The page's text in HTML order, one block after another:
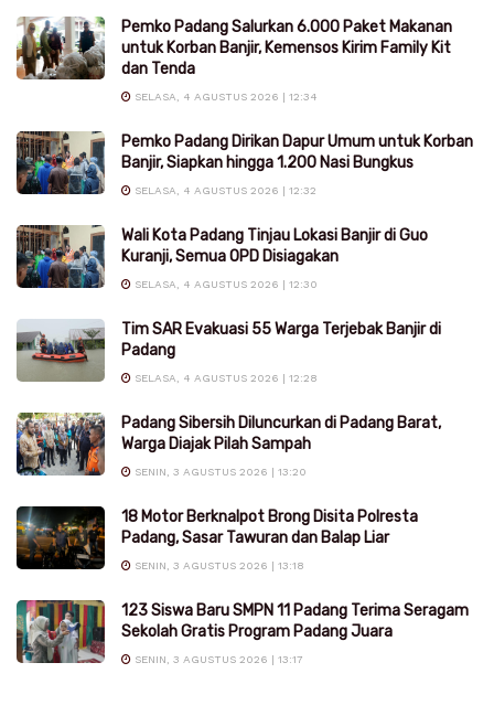
Pemko Padang Salurkan 6.000 Paket Makanan
untuk Korban Banjir, Kemensos Kirim Family Kit
dan Tenda
SELASA, 4 AGUSTUS 2026 | 12:34
Pemko Padang Dirikan Dapur Umum untuk Korban
Banjir, Siapkan hingga 1.200 Nasi Bungkus
SELASA, 4 AGUSTUS 2026 | 12:32
Wali Kota Padang Tinjau Lokasi Banjir di Guo
Kuranji, Semua OPD Disiagakan
SELASA, 4 AGUSTUS 2026 | 12:30
Tim SAR Evakuasi 55 Warga Terjebak Banjir di
Padang
SELASA, 4 AGUSTUS 2026 | 12:28
Padang Sibersih Diluncurkan di Padang Barat,
Warga Diajak Pilah Sampah
SENIN, 3 AGUSTUS 2026 | 13:20
18 Motor Berknalpot Brong Disita Polresta
Padang, Sasar Tawuran dan Balap Liar
SENIN, 3 AGUSTUS 2026 | 13:18
123 Siswa Baru SMPN 11 Padang Terima Seragam
Sekolah Gratis Program Padang Juara
SENIN, 3 AGUSTUS 2026 | 13:17